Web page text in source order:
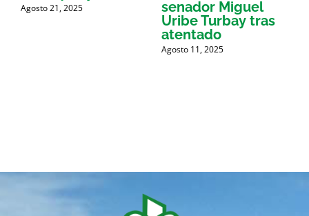
Agosto 21, 2025
senador Miguel
Uribe Turbay tras
atentado
Agosto 11, 2025